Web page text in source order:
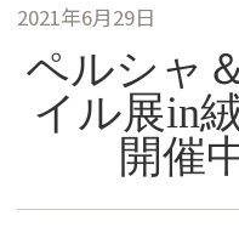
2021年6月29日
ペルシャ
イル展in
開催